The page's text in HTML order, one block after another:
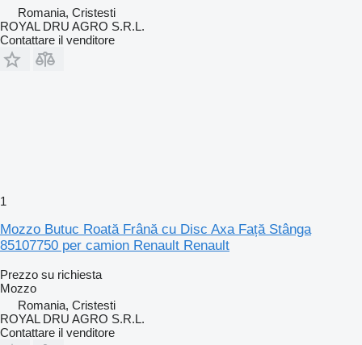
Romania, Cristesti
ROYAL DRU AGRO S.R.L.
Contattare il venditore
1
Mozzo Butuc Roată Frână cu Disc Axa Față Stânga
85107750 per camion Renault Renault
Prezzo su richiesta
Mozzo
Romania, Cristesti
ROYAL DRU AGRO S.R.L.
Contattare il venditore